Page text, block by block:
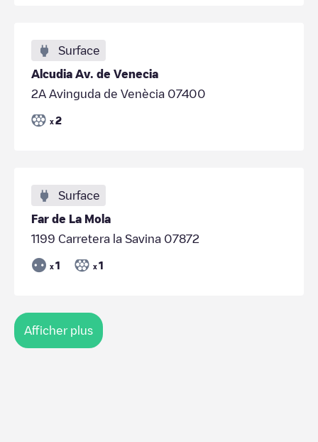
Surface
Alcudia Av. de Venecia
2A Avinguda de Venècia 07400
x 2
Surface
Far de La Mola
1199 Carretera la Savina 07872
x 1 x 1
Afficher plus